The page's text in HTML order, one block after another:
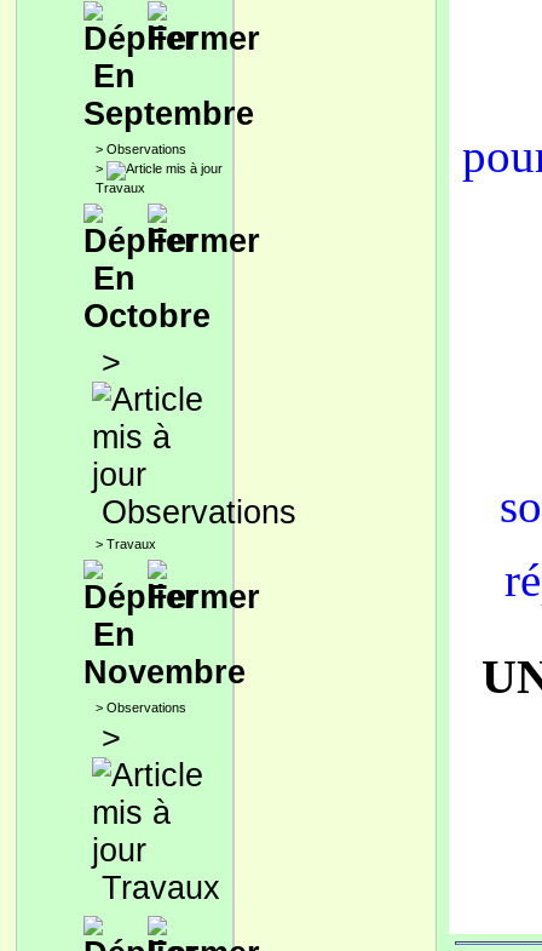
En
Septembre
> Observations
>
Travaux
En
Octobre
>
Observations
> Travaux
En
Novembre
> Observations
>
Travaux